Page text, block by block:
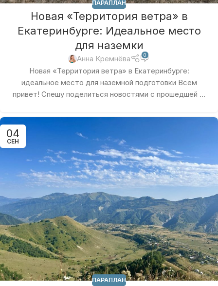
ПАРАПЛАН
Новая «Территория ветра» в
Екатеринбурге: Идеальное место
для наземки
Анна Кремнёва 0
Новая «Территория ветра» в Екатеринбурге:
идеальное место для наземной подготовки Всем
привет! Спешу поделиться новостями с прошедшей ...
04
СЕН
ПАРАПЛАН